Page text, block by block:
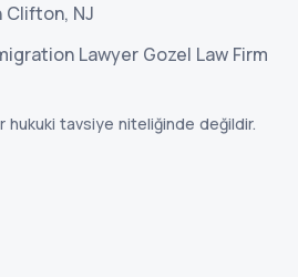
Clifton, NJ
Lawyer Gozel Law Firm
hukuki tavsiye niteliğinde değildir.